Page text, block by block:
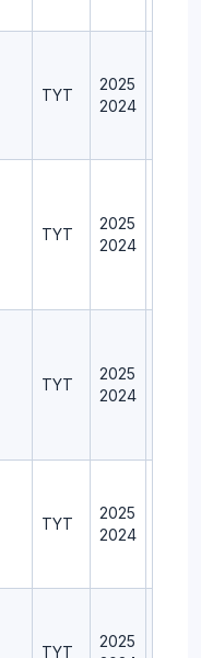
TYT
2025
2024
TYT
2025
2024
TYT
2025
2024
TYT
2025
2024
TYT
2025